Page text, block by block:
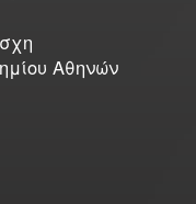
Αθηνών